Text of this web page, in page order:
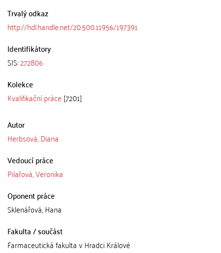
Trvalý odkaz
http://hdl.handle.net/20.500.11956/197391
Identifikátory
SIS:272806
Kolekce
Kvalifikační práce [7201]
Autor
Herbsová, Diana
Vedoucí práce
Pilařová, Veronika
Oponent práce
Sklenářová, Hana
Fakulta / součást
Farmaceutická fakulta v Hradci Králové